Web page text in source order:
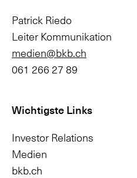
Patrick Riedo
Leiter Kommunikation
medien@bkb.ch
061 266 27 89
Wichtigste Links
Investor Relations
Medien
bkb.ch